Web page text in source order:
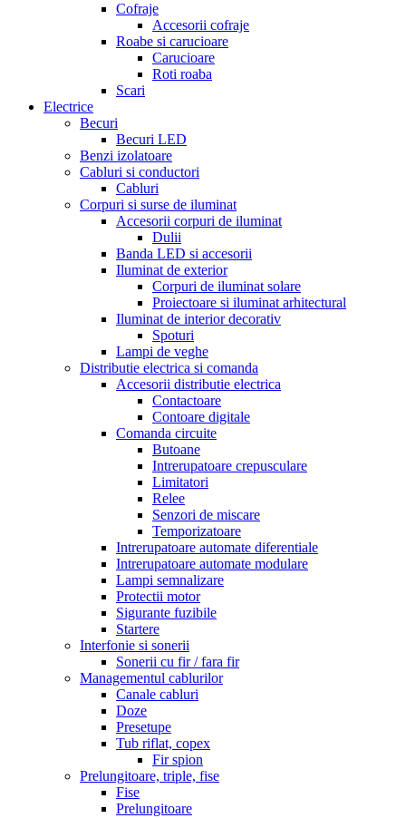
Cofraje
Accesorii cofraje
Roabe si carucioare
Carucioare
Roti roaba
Scari
Electrice
Becuri
Becuri LED
Benzi izolatoare
Cabluri si conductori
Cabluri
Corpuri si surse de iluminat
Accesorii corpuri de iluminat
Dulii
Banda LED si accesorii
Iluminat de exterior
Corpuri de iluminat solare
Proiectoare si iluminat arhitectural
Iluminat de interior decorativ
Spoturi
Lampi de veghe
Distributie electrica si comanda
Accesorii distributie electrica
Contactoare
Contoare digitale
Comanda circuite
Butoane
Intrerupatoare crepusculare
Limitatori
Relee
Senzori de miscare
Temporizatoare
Intrerupatoare automate diferentiale
Intrerupatoare automate modulare
Lampi semnalizare
Protectii motor
Sigurante fuzibile
Startere
Interfonie si sonerii
Sonerii cu fir / fara fir
Managementul cablurilor
Canale cabluri
Doze
Presetupe
Tub riflat, copex
Fir spion
Prelungitoare, triple, fise
Fise
Prelungitoare